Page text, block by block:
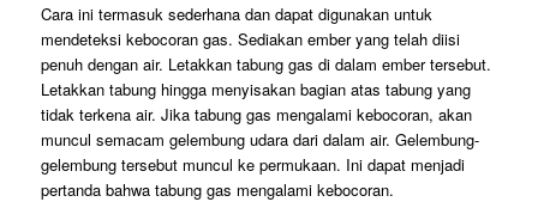
Cara ini termasuk sederhana dan dapat digunakan untuk
mendeteksi kebocoran gas. Sediakan ember yang telah diisi
penuh dengan air. Letakkan tabung gas di dalam ember tersebut.
Letakkan tabung hingga menyisakan bagian atas tabung yang
tidak terkena air. Jika tabung gas mengalami kebocoran, akan
muncul semacam gelembung udara dari dalam air. Gelembung-
gelembung tersebut muncul ke permukaan. Ini dapat menjadi
pertanda bahwa tabung gas mengalami kebocoran.